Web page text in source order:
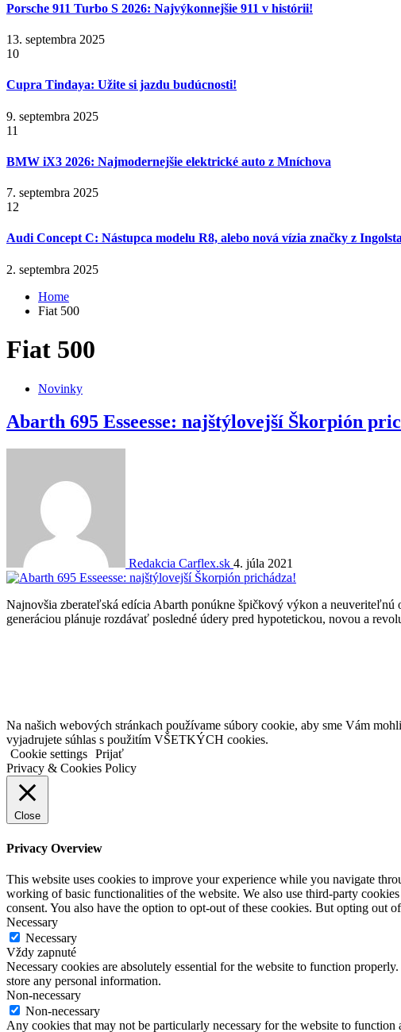
Porsche 911 Turbo S 2026: Najvýkonnejšie 911 v histórii!
13. septembra 2025
10
Cupra Tindaya: Užite si jazdu budúcnosti!
9. septembra 2025
11
BMW iX3 2026: Najmodernejšie elektrické auto z Mníchova
7. septembra 2025
12
Audi Concept C: Nástupca modelu R8, alebo nová vízia značky z
2. septembra 2025
Home
Fiat 500
Fiat 500
Novinky
Abarth 695 Esseesse: najštýlovejší Škorpión
Redakcia Carflex.sk 4. júla 2021
Najnovšia zberateľská edícia Abarth ponúkne špičkový výkon a
generáciou plánuje rozdávať posledné údery pred hypotetickou, novou a
Na našich webových stránkach používame súbory cookie, aby sme Vám
vyjadrujete súhlas s použitím VŠETKÝCH cookies.
Cookie settings Prijať
Privacy & Cookies Policy
Close
Privacy Overview
This website uses cookies to improve your experience while you navigate
working of basic functionalities of the website. We also use third-party
consent. You also have the option to opt-out of these cookies. But opting out
Necessary
Necessary
Vždy zapnuté
Necessary cookies are absolutely essential for the website to function
store any personal information.
Non-necessary
Non-necessary
Any cookies that may not be particularly necessary for the website to function